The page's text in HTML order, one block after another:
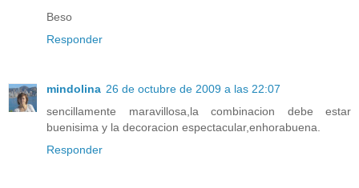
Beso
Responder
mindolina 26 de octubre de 2009 a las 22:07
sencillamente maravillosa,la combinacion debe estar
buenisima y la decoracion espectacular,enhorabuena.
Responder